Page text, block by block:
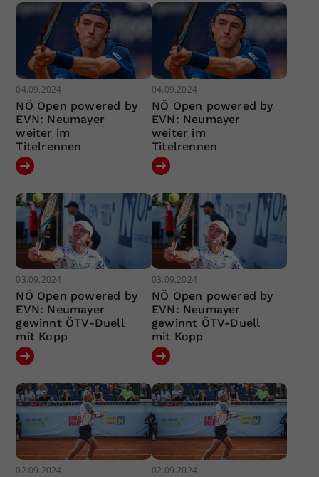
04.09.2024
NÖ Open powered by
EVN: Neumayer
weiter im
Titelrennen
04.09.2024
NÖ Open powered by
EVN: Neumayer
weiter im
Titelrennen
03.09.2024
NÖ Open powered by
EVN: Neumayer
gewinnt ÖTV-Duell
mit Kopp
03.09.2024
NÖ Open powered by
EVN: Neumayer
gewinnt ÖTV-Duell
mit Kopp
02.09.2024 02.09.2024